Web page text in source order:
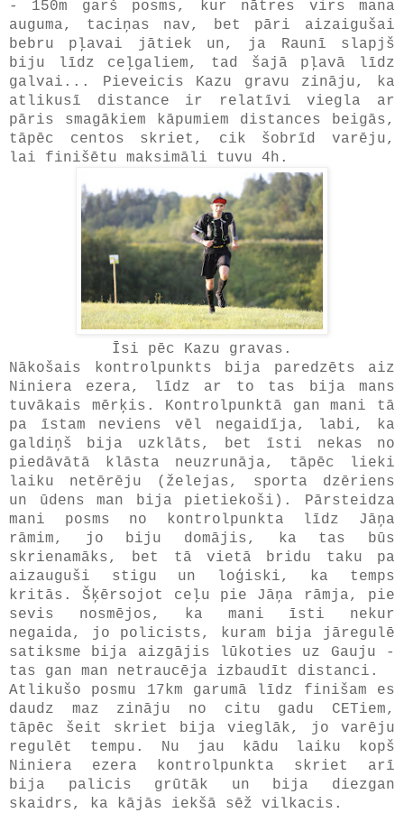
- 150m garš posms, kur nātres virs mana
auguma, taciņas nav, bet pāri aizaigušai
bebru pļavai jātiek un, ja Raunī slapjš
biju līdz ceļgaliem, tad šajā pļavā līdz
galvai... Pieveicis Kazu gravu zināju, ka
atlikusī distance ir relatīvi viegla ar
pāris smagākiem kāpumiem distances beigās,
tāpēc centos skriet, cik šobrīd varēju,
lai finišētu maksimāli tuvu 4h.
Īsi pēc Kazu gravas.
Nākošais kontrolpunkts bija paredzēts aiz
Niniera ezera, līdz ar to tas bija mans
tuvākais mērķis. Kontrolpunktā gan mani tā
pa īstam neviens vēl negaidīja, labi, ka
galdiņš bija uzklāts, bet īsti nekas no
piedāvātā klāsta neuzrunāja, tāpēc lieki
laiku netērēju (želejas, sporta dzēriens
un ūdens man bija pietiekoši). Pārsteidza
mani posms no kontrolpunkta līdz Jāņa
rāmim, jo biju domājis, ka tas būs
skrienamāks, bet tā vietā bridu taku pa
aizauguši stigu un loģiski, ka temps
kritās. Šķērsojot ceļu pie Jāņa rāmja, pie
sevis nosmējos, ka mani īsti nekur
negaida, jo policists, kuram bija jāregulē
satiksme bija aizgājis lūkoties uz Gauju -
tas gan man netraucēja izbaudīt distanci.
Atlikušo posmu 17km garumā līdz finišam es
daudz maz zināju no citu gadu CETiem,
tāpēc šeit skriet bija vieglāk, jo varēju
regulēt tempu. Nu jau kādu laiku kopš
Niniera ezera kontrolpunkta skriet arī
bija palicis grūtāk un bija diezgan
skaidrs, ka kājās iekšā sēž vilkacis.